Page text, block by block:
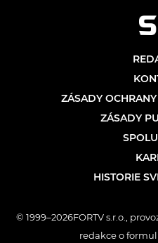
ZÁSADY
ZÁSADY
HISTORIE
© 1999–2026FORTV s.r.o.,
redakce o